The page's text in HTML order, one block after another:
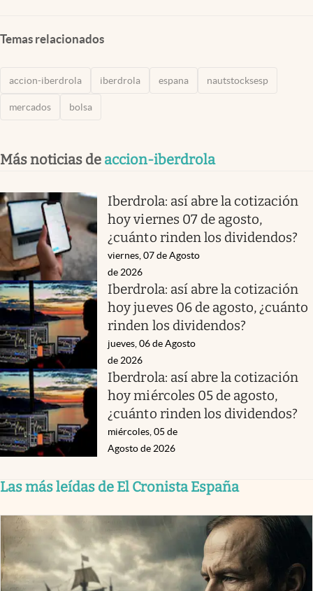
Temas relacionados
accion-iberdrola iberdrola espana nautstocksesp
mercados bolsa
Más noticias de accion-iberdrola
Iberdrola: así abre la cotización
hoy viernes 07 de agosto,
¿cuánto rinden los dividendos?
viernes, 07 de Agosto
de 2026
Iberdrola: así abre la cotización
hoy jueves 06 de agosto, ¿cuánto
rinden los dividendos?
jueves, 06 de Agosto
de 2026
Iberdrola: así abre la cotización
hoy miércoles 05 de agosto,
¿cuánto rinden los dividendos?
miércoles, 05 de
Agosto de 2026
Las más leídas de El Cronista España